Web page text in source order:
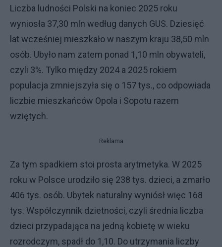
Liczba ludności Polski na koniec 2025 roku
wyniosła 37,30 mln według danych GUS. Dziesięć
lat wcześniej mieszkało w naszym kraju 38,50 mln
osób. Ubyło nam zatem ponad 1,10 mln obywateli,
czyli 3%. Tylko między 2024 a 2025 rokiem
populacja zmniejszyła się o 157 tys., co odpowiada
liczbie mieszkańców Opola i Sopotu razem
wziętych.
Reklama
Za tym spadkiem stoi prosta arytmetyka. W 2025
roku w Polsce urodziło się 238 tys. dzieci, a zmarło
406 tys. osób. Ubytek naturalny wyniósł więc 168
tys. Współczynnik dzietności, czyli średnia liczba
dzieci przypadająca na jedną kobietę w wieku
rozrodczym, spadł do 1,10. Do utrzymania liczby